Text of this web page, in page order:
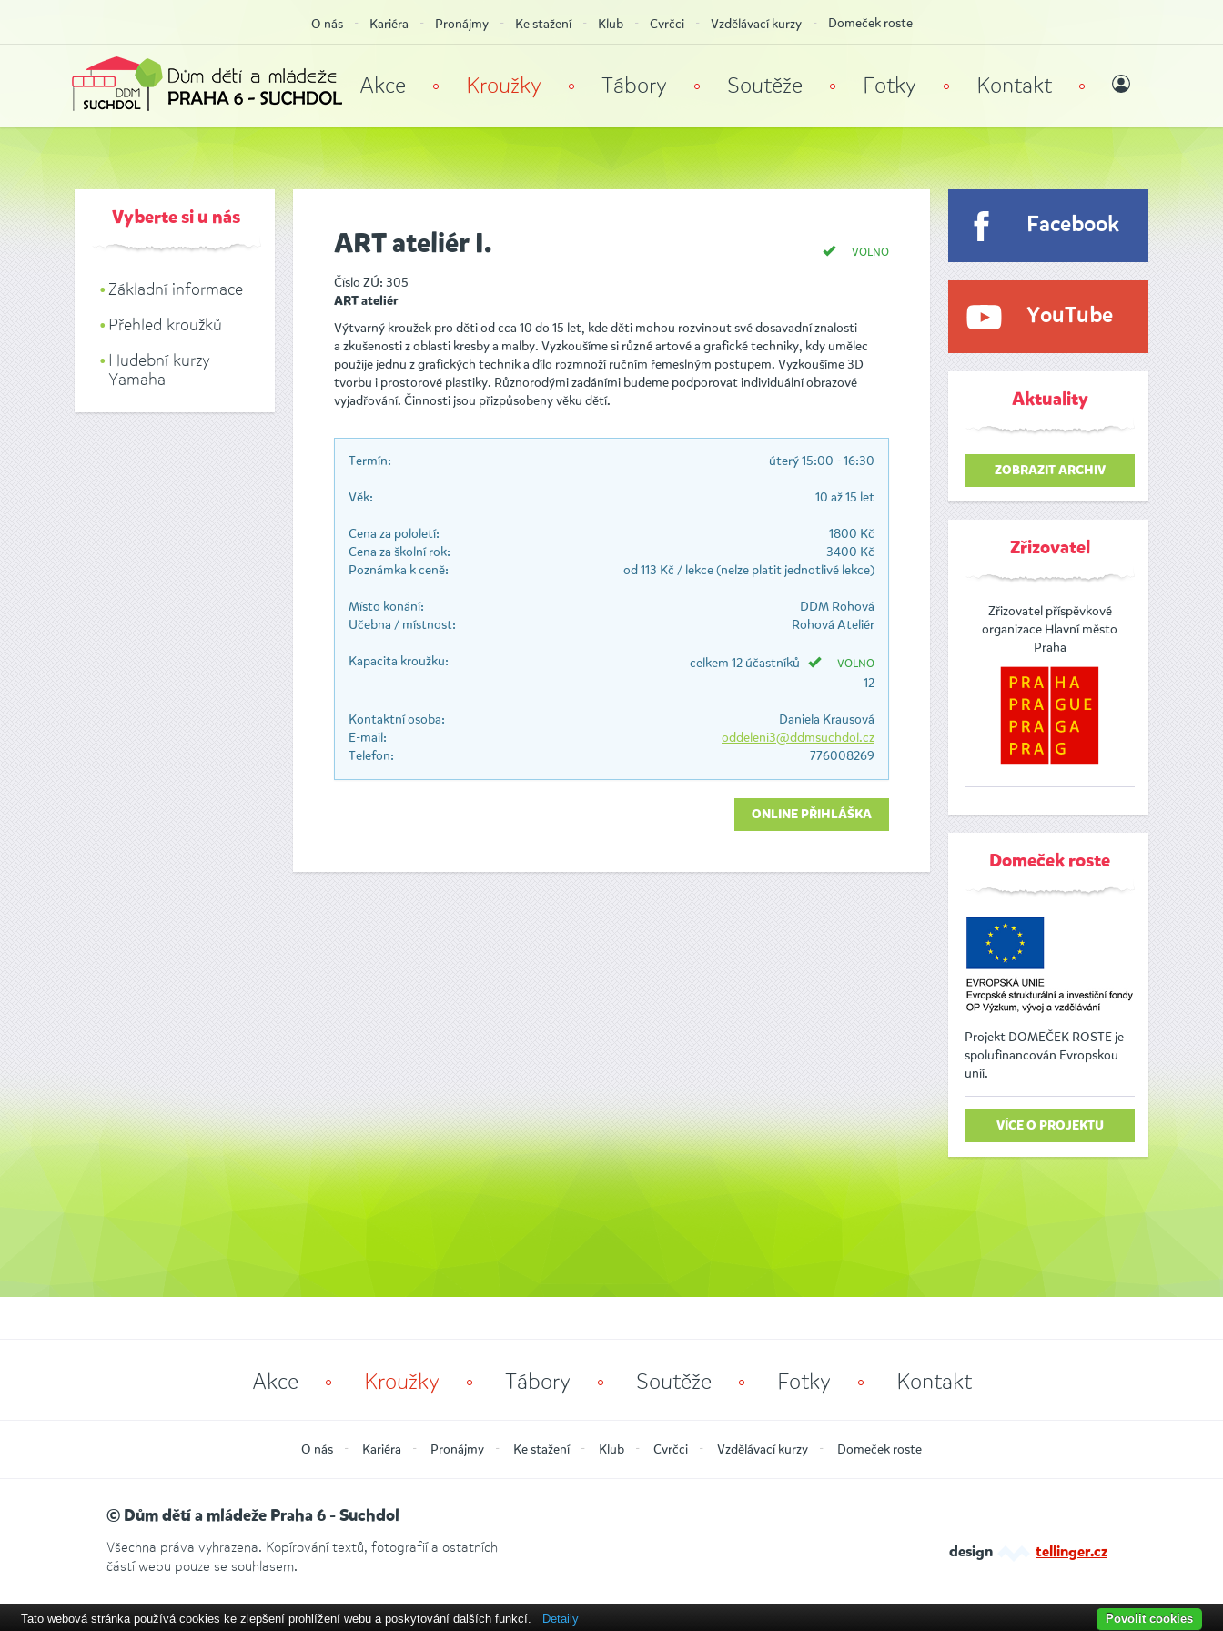
Akce Kroužky Tábory Soutěže Fotky Kontakt
O nás Kariéra Pronájmy Ke stažení Klub Cvrčci Vzdělávací kurzy Domeček roste
Vyberte si u nás
Základní informace
Přehled kroužků
Hudební kurzy
Yamaha
VOLNO
ART ateliér I.
Číslo ZÚ: 305
ART ateliér
Výtvarný kroužek pro děti od cca 10 do 15 let, kde děti mohou rozvinout své dosavadní znalosti
a zkušenosti z oblasti kresby a malby. Vyzkoušíme si různé artové a grafické techniky, kdy umělec
použije jednu z grafických technik a dílo rozmnoží ručním řemeslným postupem. Vyzkoušíme 3D
tvorbu i prostorové plastiky. Různorodými zadáními budeme podporovat individuální obrazové
vyjadřování. Činnosti jsou přizpůsobeny věku dětí.
Termín: úterý 15:00 - 16:30
Věk: 10 až 15 let
Cena za pololetí:
1800 Kč
Cena za školní rok:
3400 Kč
Poznámka k ceně:
od 113 Kč / lekce (nelze platit jednotlivé lekce)
Místo konání:
DDM Rohová
Učebna / místnost:
Rohová Ateliér
Kapacita kroužku: celkem 12 účastníků VOLNO
12
Kontaktní osoba:
Daniela Krausová
E-mail:
oddeleni3@ddmsuchdol.cz
Telefon:
776008269
ONLINE PŘIHLÁŠKA
Facebook
YouTube
Aktuality
ZOBRAZIT ARCHIV
Zřizovatel
Zřizovatel příspěvkové
organizace Hlavní město
Praha
Domeček roste
Projekt DOMEČEK ROSTE je
spolufinancován Evropskou
unií.
VÍCE O PROJEKTU
Akce Kroužky Tábory Soutěže Fotky Kontakt
O nás Kariéra Pronájmy Ke stažení Klub Cvrčci Vzdělávací kurzy Domeček roste
© Dům dětí a mládeže Praha 6 - Suchdol
Všechna práva vyhrazena. Kopírování textů, fotografií a ostatních
částí webu pouze se souhlasem.
design tellinger.cz
Tato webová stránka používá cookies ke zlepšení prohlížení webu a poskytování dalších funkcí. Detaily Povolit cookies